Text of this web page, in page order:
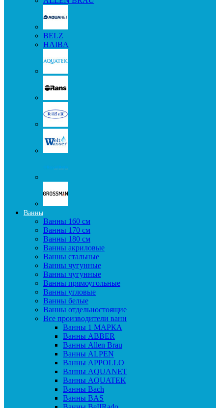
BELZ
HAIBA
Ванны
Ванны 160 см
Ванны 170 см
Ванны 180 см
Ванны акриловые
Ванны стальные
Ванны чугунные
Ванны чугунные
Ванны прямоугольные
Ванны угловые
Ванны белые
Ванны отдельностоящие
Все производители ванн
Ванны 1 МАРКА
Ванны ABBER
Ванны Allen Brau
Ванны ALPEN
Ванны APPOLLO
Ванны AQUANET
Ванны AQUATEK
Ванны Bach
Ванны BAS